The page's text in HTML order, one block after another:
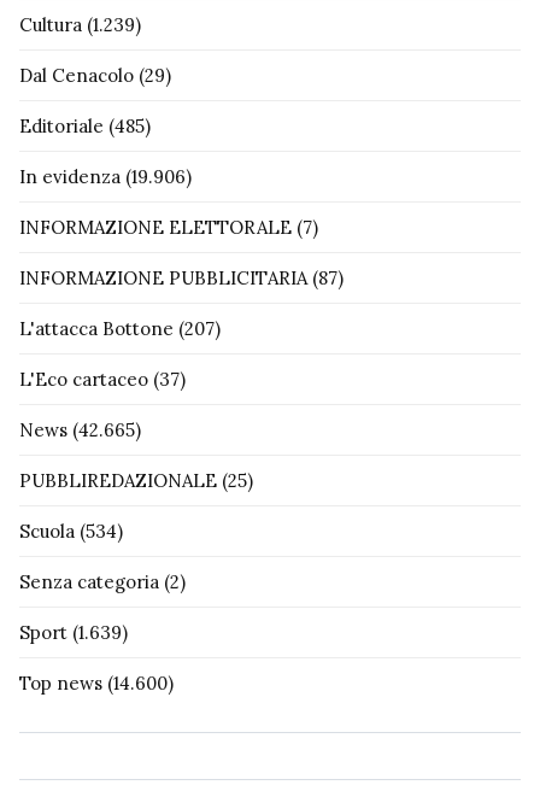
Cultura (1.239)
Dal Cenacolo (29)
Editoriale (485)
In evidenza (19.906)
INFORMAZIONE ELETTORALE (7)
INFORMAZIONE PUBBLICITARIA(87)
L'attacca Bottone (207)
L'Eco cartaceo (37)
News (42.665)
PUBBLIREDAZIONALE (25)
Scuola (534)
Senza categoria (2)
Sport (1.639)
Top news (14.600)